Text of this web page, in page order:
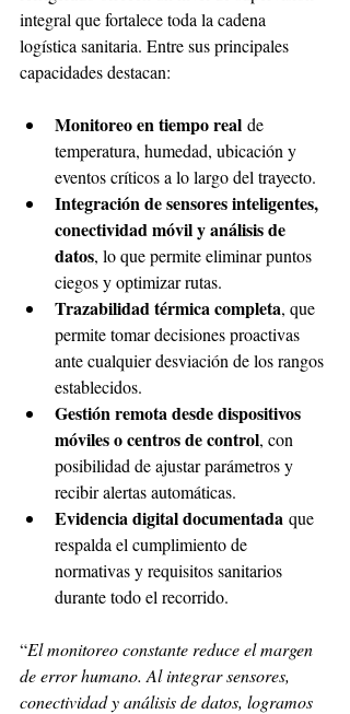
integral que fortalece toda la cadena
logística sanitaria. Entre sus principales
capacidades destacan:
Monitoreo en tiempo real de
temperatura, humedad, ubicación y
eventos críticos a lo largo del trayecto.
Integración de sensores inteligentes,
conectividad móvil y análisis de
datos, lo que permite eliminar puntos
ciegos y optimizar rutas.
Trazabilidad térmica completa, que
permite tomar decisiones proactivas
ante cualquier desviación de los rangos
establecidos.
Gestión remota desde dispositivos
móviles o centros de control, con
posibilidad de ajustar parámetros y
recibir alertas automáticas.
Evidencia digital documentada que
respalda el cumplimiento de
normativas y requisitos sanitarios
durante todo el recorrido.
“El monitoreo constante reduce el margen
de error humano. Al integrar sensores,
conectividad y análisis de datos, logramos